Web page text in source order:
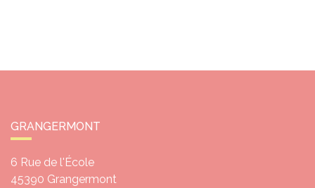
GRANGERMONT
6 Rue de l'École
45390 Grangermont